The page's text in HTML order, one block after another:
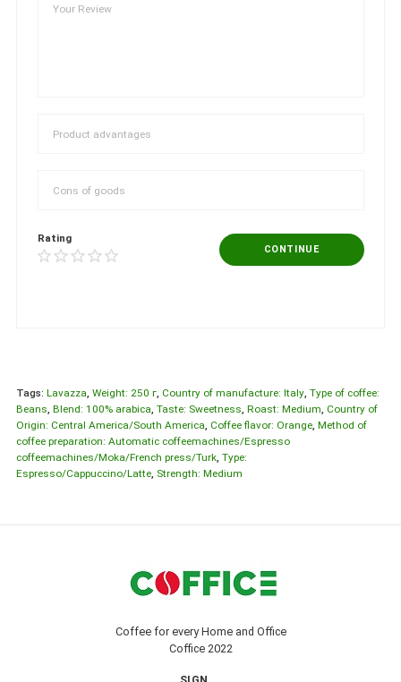
Rating
CONTINUE
Tags: Lavazza Weight: 250 г Country of manufacture: Italy Type of coffee:
Beans Blend: 100% arabica Taste: Sweetness Roast: Medium Country of
Origin: Central America/South America Coffee flavor: Orange Method of
coffee preparation: Automatic coffeemachines/Espresso
coffeemachines/Moka/French press/Turk Type:
Espresso/Cappuccino/Latte Strength: Medium
Coffee for every Home and Office
Coffice 2022
SIGN